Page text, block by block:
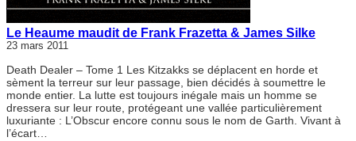
Le Heaume maudit de Frank Frazetta & James Silke
23 mars 2011
Death Dealer – Tome 1 Les Kitzakks se déplacent en horde et
sèment la terreur sur leur passage, bien décidés à soumettre le
monde entier. La lutte est toujours inégale mais un homme se
dressera sur leur route, protégeant une vallée particulièrement
luxuriante : L’Obscur encore connu sous le nom de Garth. Vivant à
l’écart…